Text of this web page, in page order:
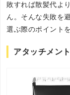
敗すれば散髪代よ
ん。そんな失敗を
選ぶ際のポイント
アタッチメン